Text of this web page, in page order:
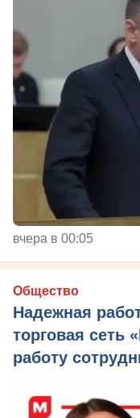
вчера в 00:05
Общество
Надежная
торговая сеть
работу